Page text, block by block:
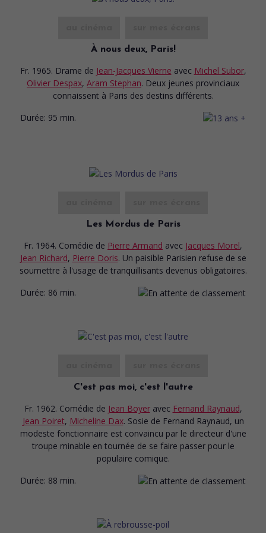
À nous deux, Paris!
Fr. 1965. Drame de Jean-Jacques Vierne avec Michel Subor,
Olivier Despax, Aram Stephan. Deux jeunes provinciaux
connaissent à Paris des destins différents.
Durée: 95 min.
Les Mordus de Paris
Fr. 1964. Comédie de Pierre Armand avec Jacques Morel,
Jean Richard, Pierre Doris. Un paisible Parisien refuse de se
soumettre à l'usage de tranquillisants devenus obligatoires.
Durée: 86 min.
C'est pas moi, c'est l'autre
Fr. 1962. Comédie de Jean Boyer avec Fernand Raynaud,
Jean Poiret, Micheline Dax. Sosie de Fernand Raynaud, un
modeste fonctionnaire est convaincu par le directeur d'une
troupe minable en tournée de se faire passer pour le
populaire comique.
Durée: 88 min.